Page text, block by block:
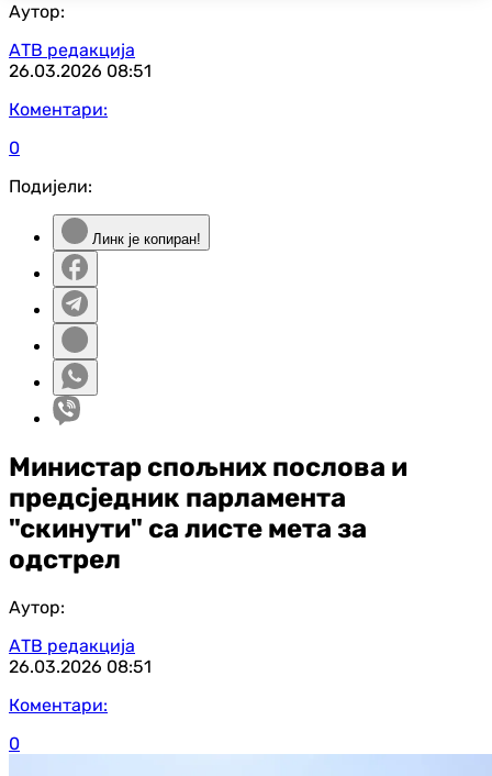
Аутор:
АТВ редакција
26.03.2026 08:51
Коментари:
0
Подијели:
Линк је копиран!
Министар спољних послова и
предсједник парламента
"скинути" са листе мета за
одстрел
Аутор:
АТВ редакција
26.03.2026 08:51
Коментари:
0